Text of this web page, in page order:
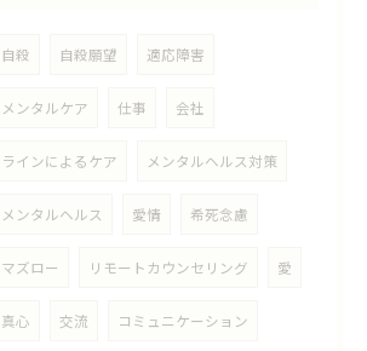
自殺 自殺願望 適応障害
メンタルケア 仕事 会社
ラインによるケア メンタルヘルス対策
メンタルヘルス 愛情 希死念慮
マズロー リモートカウンセリング 愛
真心 交流 コミュニケーション